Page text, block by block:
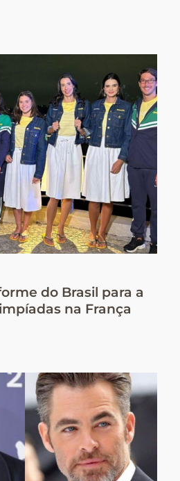
do Brasil para a
na França